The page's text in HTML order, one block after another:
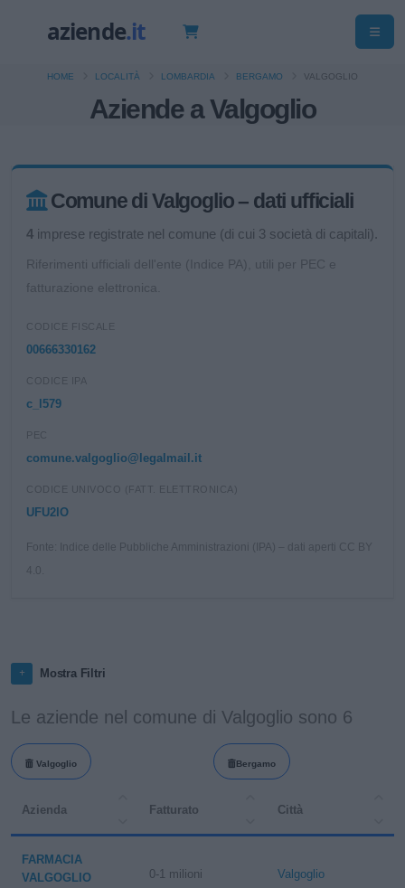
Aziende a Valgoglio
HOME LOCALITÀ LOMBARDIA BERGAMO VALGOGLIO
Comune di Valgoglio – dati ufficiali
4 imprese registrate nel comune (di cui 3 società di capitali).
Riferimenti ufficiali dell'ente (Indice PA), utili per PEC e
fatturazione elettronica.
CODICE FISCALE
00666330162
CODICE IPA
c_l579
PEC
comune.valgoglio@legalmail.it
CODICE UNIVOCO (FATT. ELETTRONICA)
UFU2IO
Fonte: Indice delle Pubbliche Amministrazioni (IPA) – dati aperti CC BY
Mostra Filtri
Le aziende nel comune di Valgoglio sono 6
Valgoglio Bergamo
Azienda Fatturato Città
FARMACIA
VALGOGLIO
0-1 milioni Valgoglio